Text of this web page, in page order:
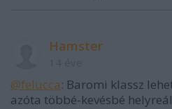
Hamster
@felucca: Baromi klassz
azóta többé-kevésbé